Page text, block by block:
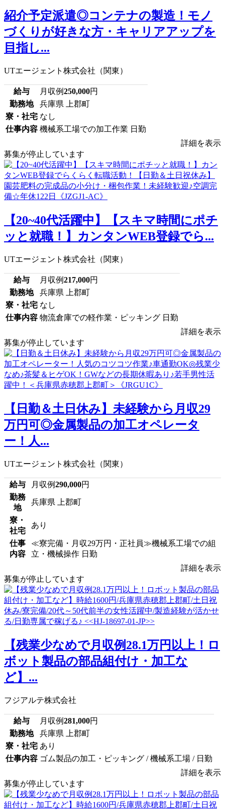
紹介予定派遣◎コンテナの製造！モノ
づくりが好きな方・キャリアアップを
目指し...
UTエージェント株式会社（関東）
給与 月収例250,000円
勤務地
兵庫県 上郡町
寮・社宅 なし
仕事内容 機械系工場での加工作業 日勤
詳細を表示
募集が停止しています
【20~40代活躍中】【スキマ時間にポチ
ッと就職！】カンタンWEB登録でら...
UTエージェント株式会社（関東）
給与 月収例217,000円
勤務地
兵庫県 上郡町
寮・社宅 なし
仕事内容 物流倉庫での軽作業・ピッキング 日勤
詳細を表示
募集が停止しています
【日勤＆土日休み】未経験から月収29
万円可◎金属製品の加工オペレータ
ー！人...
UTエージェント株式会社（関東）
給与 月収例290,000円
勤務
地
兵庫県 上郡町
寮・
社宅
あり
仕事
内容
≪寮完備・月収29万円・正社員≫機械系工場での組
立・機械操作 日勤
詳細を表示
募集が停止しています
【残業少なめで月収例28.1万円以上！ロ
ボット製品の部品組付け・加工な
ど】...
フジアルテ株式会社
給与 月収例281,000円
勤務地
兵庫県 上郡町
寮・社宅 あり
仕事内容 ゴム製品の加工・ピッキング / 機械系工場 / 日勤
詳細を表示
募集が停止しています